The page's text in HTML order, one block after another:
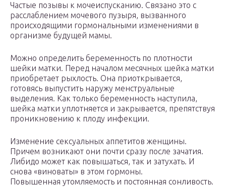
Частые позывы к мочеиспусканию. Связано это с
расслаблением мочевого пузыря, вызванного
происходящими гормональными изменениями в
организме будущей мамы.
Можно определить беременность по плотности
шейки матки. Перед началом месячных шейка матки
приобретает рыхлость. Она приоткрывается,
готовясь выпустить наружу менструальные
выделения. Как только беременность наступила,
шейка матки уплотняется и закрывается, препятствуя
проникновению к плоду инфекции.
Изменение сексуальных аппетитов женщины.
Причем возникают они почти сразу после зачатия.
Либидо может как повышаться, так и затухать. И
снова «виноваты» в этом гормоны.
Повышенная утомляемость и постоянная сонливость.